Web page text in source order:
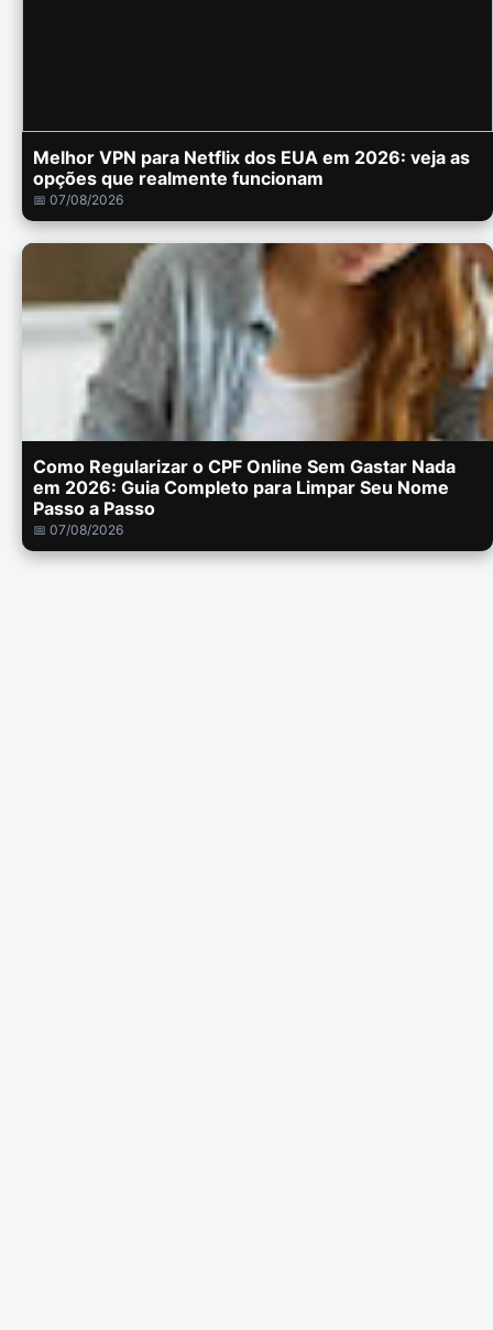
Melhor VPN para Netflix dos EUA em 2026: veja as
opções que realmente funcionam
📅 07/08/2026
Como Regularizar o CPF Online Sem Gastar Nada
em 2026: Guia Completo para Limpar Seu Nome
Passo a Passo
📅 07/08/2026